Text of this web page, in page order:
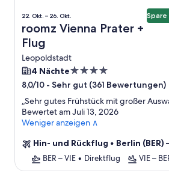
22. Okt. – 26. Okt.
roomz Vienna Prater +
Flug
Leopoldstadt
Spare
4 Nächte4.0-
Sterne-
Unterkunft
8,0/10 - Sehr gut (361 Bewertungen)
„Sehr gutes Frühstück mit großer
Bewertet am Juli 13, 2026
Weniger anzeigen ∧
Hin- und Rückflug • Berlin (BER)
BER – VIE • Direktflug VIE –